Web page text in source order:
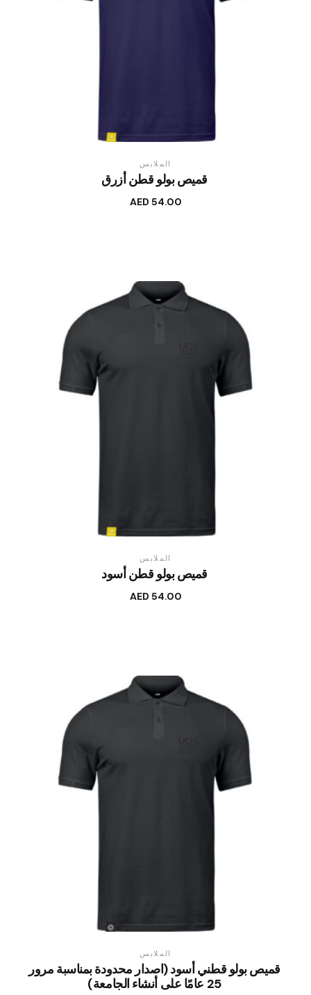
الملابس
قميص بولو قطن أزرق
AED 54.00
الملابس
قميص بولو قطن أسود
AED 54.00
الملابس
قميص بولو قطني أسود (اصدار محدودة بمناسبة مرور
25 عامًا على أنشاء الجامعة)